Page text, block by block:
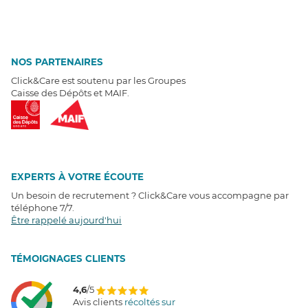
NOS PARTENAIRES
Click&Care est soutenu par les Groupes
Caisse des Dépôts et MAIF.
EXPERTS À VOTRE ÉCOUTE
Un besoin de recrutement ? Click&Care vous accompagne par
téléphone 7/7
Être rappelé aujourd'hui
TÉMOIGNAGES CLIENTS
4,6/5
Avis clients récoltés sur